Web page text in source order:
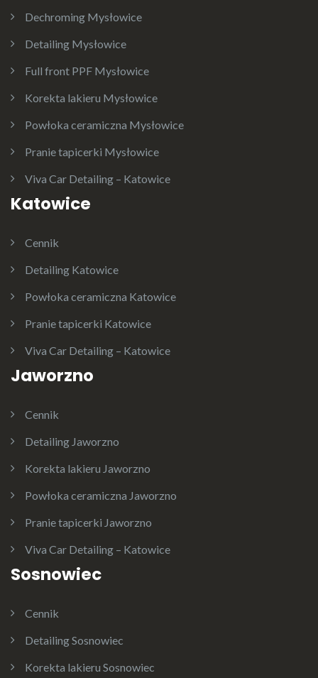
Dechroming Mysłowice
Detailing Mysłowice
Full front PPF Mysłowice
Korekta lakieru Mysłowice
Powłoka ceramiczna Mysłowice
Pranie tapicerki Mysłowice
Viva Car Detailing – Katowice
Katowice
Cennik
Detailing Katowice
Powłoka ceramiczna Katowice
Pranie tapicerki Katowice
Viva Car Detailing – Katowice
Jaworzno
Cennik
Detailing Jaworzno
Korekta lakieru Jaworzno
Powłoka ceramiczna Jaworzno
Pranie tapicerki Jaworzno
Viva Car Detailing – Katowice
Sosnowiec
Cennik
Detailing Sosnowiec
Korekta lakieru Sosnowiec